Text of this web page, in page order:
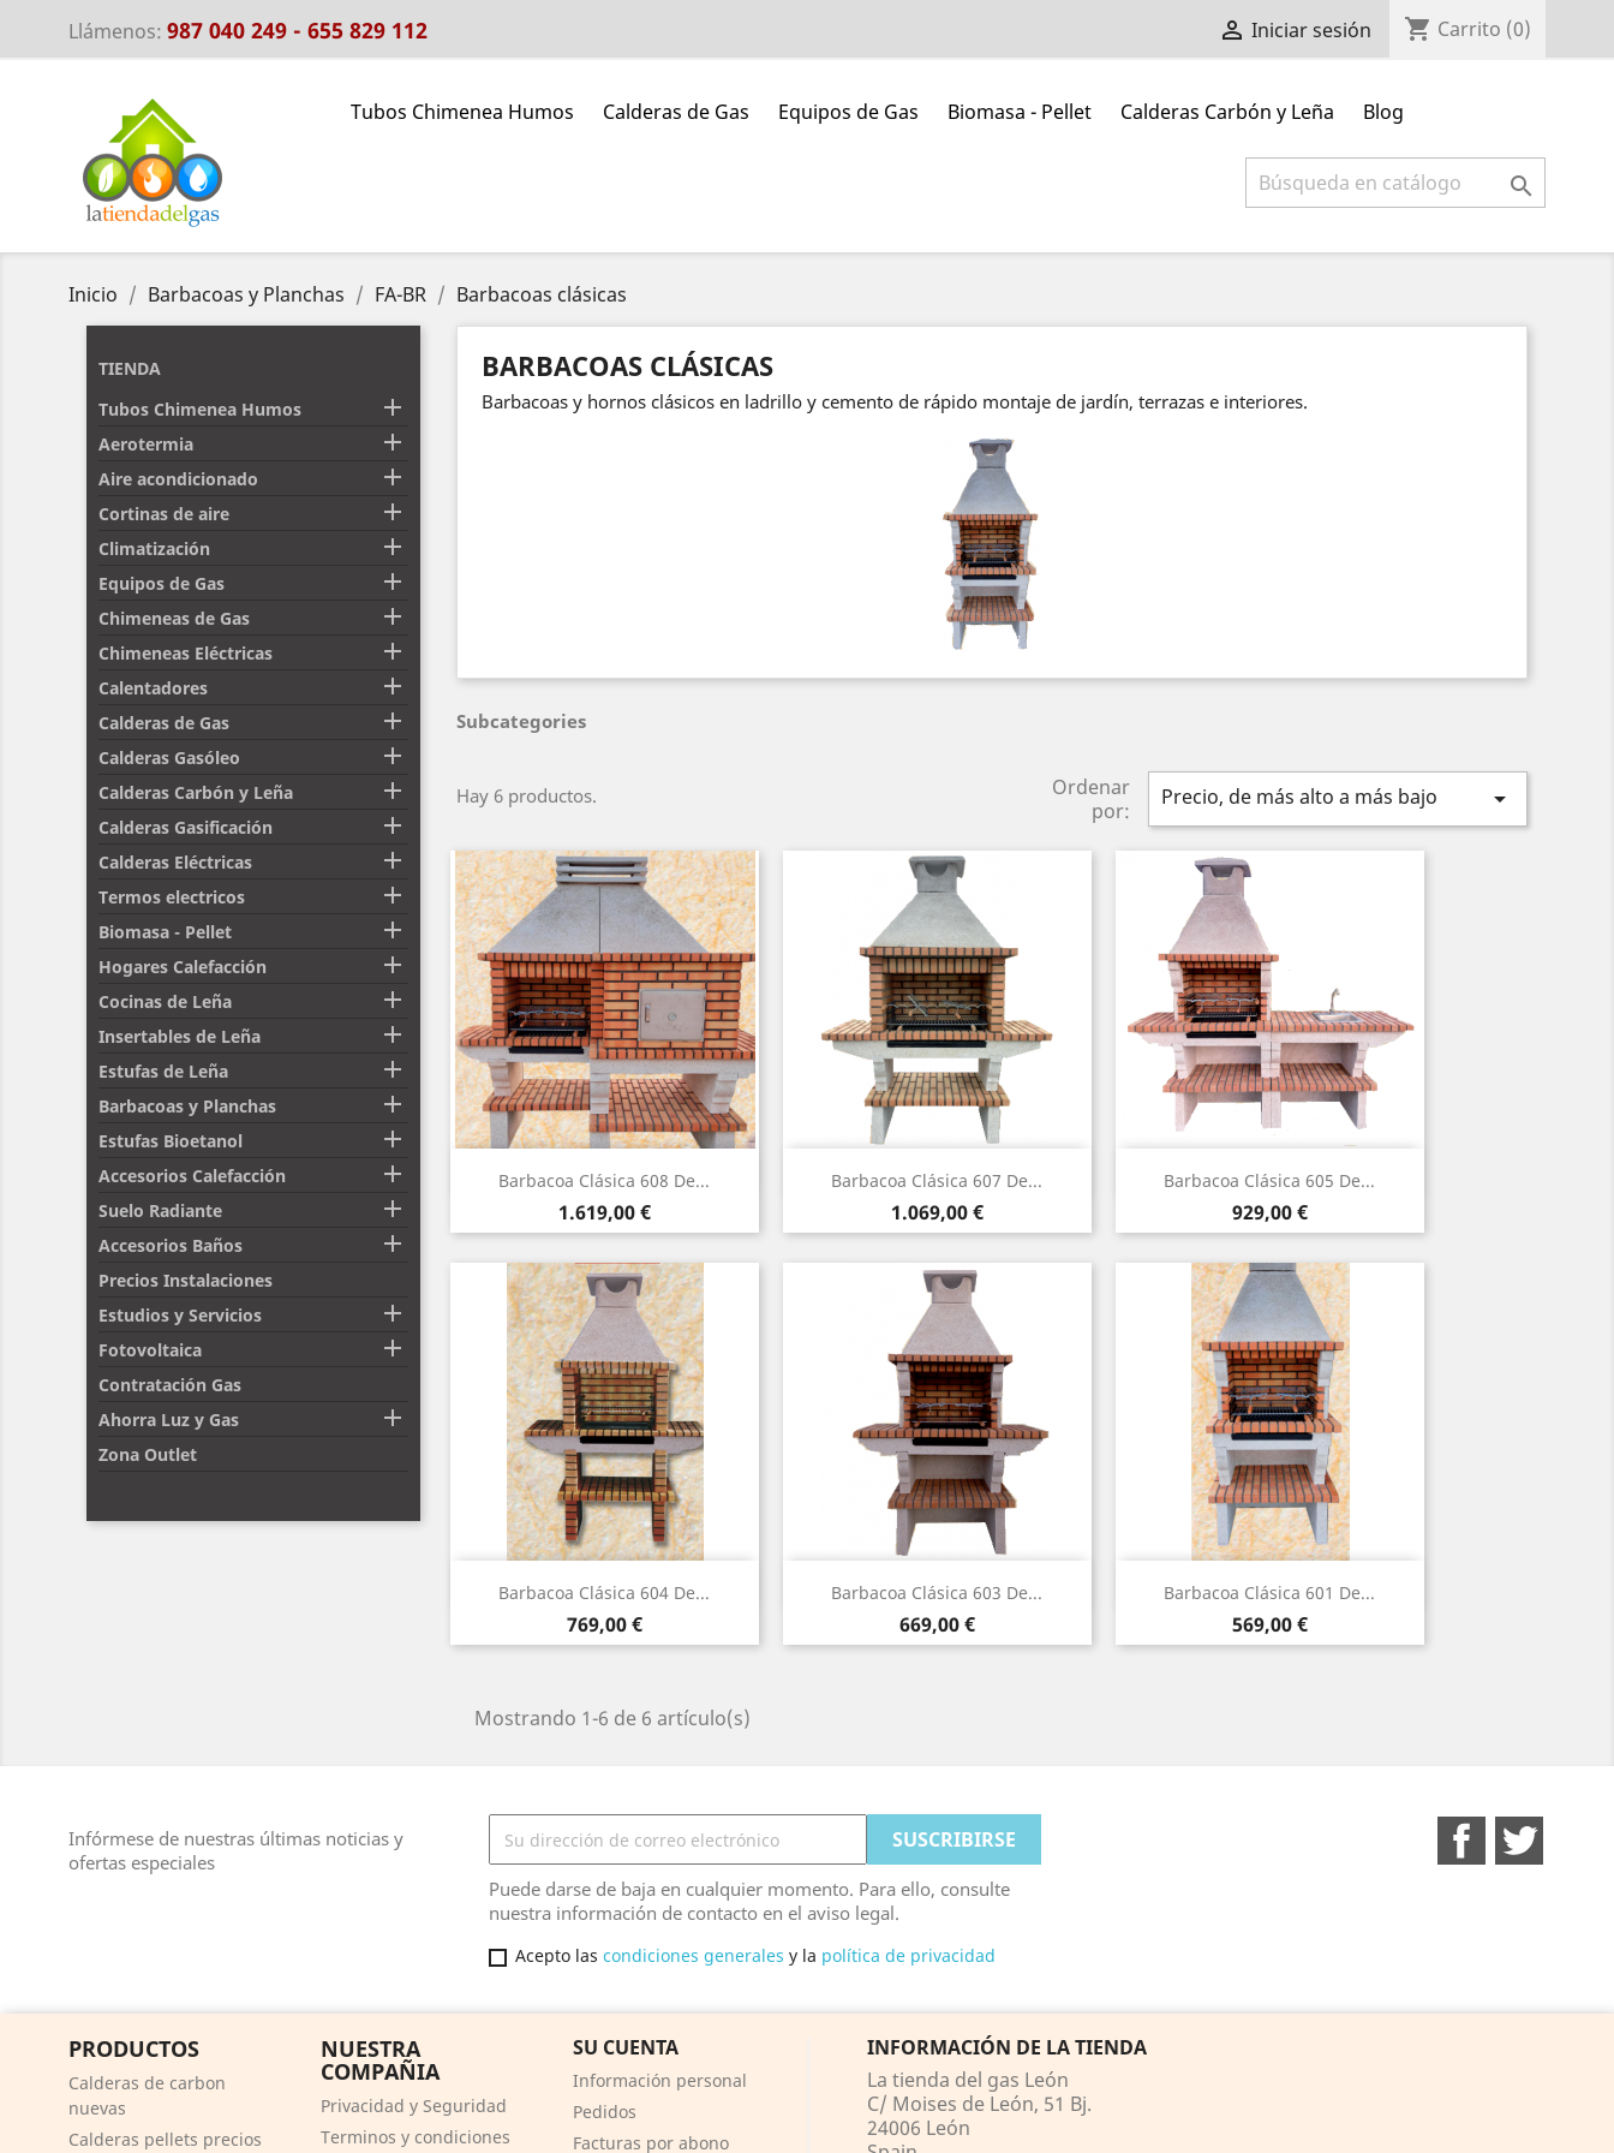
Llámenos: 987 040 249 - 655 829 112  Iniciar sesión shopping_cart Carrito (0)
Tubos Chimenea Humos Calderas de Gas Equipos de Gas Biomasa - Pellet Calderas Carbón y Leña Blog

Inicio Barbacoas y Planchas FA-BR Barbacoas clásicas
TIENDA
Tubos Chimenea Humos

Aerotermia 
Aire acondicionado 
Cortinas de aire 
Climatización 
Equipos de Gas 
Chimeneas de Gas 
Chimeneas Eléctricas 
Calentadores 
Calderas de Gas 
Calderas Gasóleo 
Calderas Carbón y Leña 
Calderas Gasificación 
Calderas Eléctricas 
Termos electricos 
Biomasa - Pellet 
Hogares Calefacción 
Cocinas de Leña 
Insertables de Leña 
Estufas de Leña 
Barbacoas y Planchas 
Estufas Bioetanol 
Accesorios Calefacción 
Suelo Radiante 
Accesorios Baños 
Precios Instalaciones
Estudios y Servicios

Fotovoltaica 
Contratación Gas
Ahorra Luz y Gas

Zona Outlet
BARBACOAS CLÁSICAS
Barbacoas y hornos clásicos en ladrillo y cemento de rápido montaje de jardín, terrazas e interiores.
Subcategories
Hay 6 productos.
Ordenar
por:
Precio, de más alto a más bajo 
Barbacoa Clásica 608 De...
Precio
1.619,00 €
Vista rápida Barbacoa Clásica 607 De...
Precio
1.069,00 €
Vista rápida Barbacoa Clásica 605 De...
Precio
929,00 €
Vista rápida
Barbacoa Clásica 604 De...
Precio
769,00 €
Vista rápida Barbacoa Clásica 603 De...
Precio
669,00 €
Vista rápida Barbacoa Clásica 601 De...
Precio
569,00 €
Vista rápida
Mostrando 1-6 de 6 artículo(s)
Infórmese de nuestras últimas noticias y
ofertas especiales
Puede darse de baja en cualquier momento. Para ello, consulte
nuestra información de contacto en el aviso legal.
Acepto las condiciones generales y la política de privacidad
Facebook
PRODUCTOS
Calderas de carbon
nuevas
Calderas pellets precios
NUESTRA
COMPAÑIA
Privacidad y Seguridad
Terminos y condiciones
SU CUENTA
Información personal
Pedidos
Facturas por abono
INFORMACIÓN DE LA TIENDA
La tienda del gas León
C/ Moises de León, 51 Bj.
24006 León